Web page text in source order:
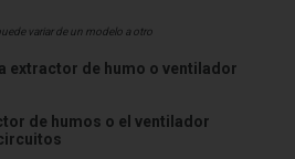
variar de un modelo a otro
extractor de humo o ventilador
de humos o el ventilador